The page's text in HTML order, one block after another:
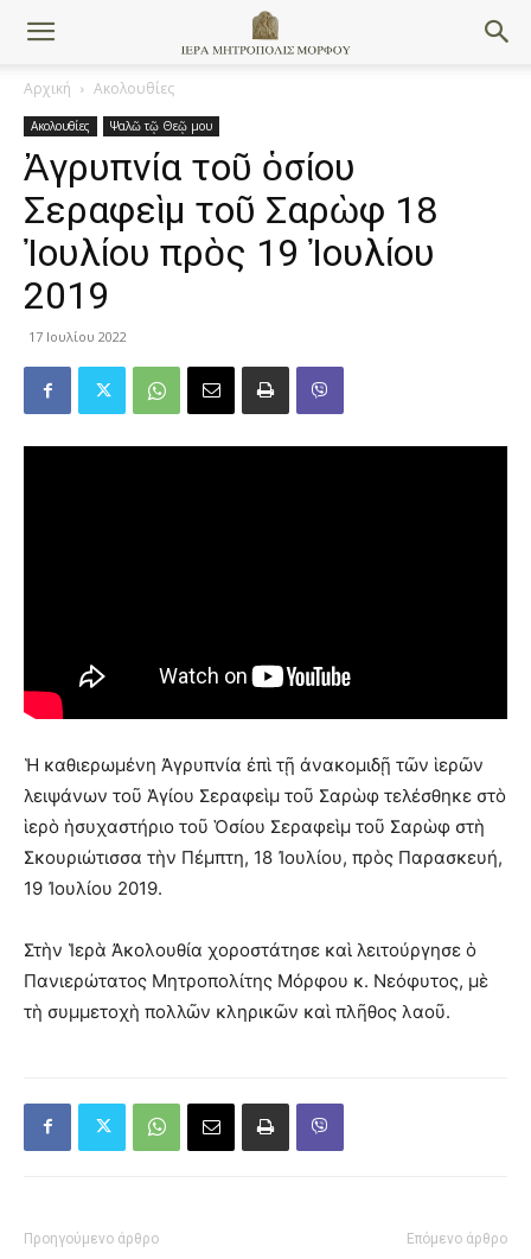
Αρχική Ακολουθίες
Ακολουθίες Ψαλῶ τῷ Θεῷ μου
Ἀγρυπνία τοῦ ὁσίου
Σεραφεὶμ τοῦ Σαρὼφ 18
Ἰουλίου πρὸς 19 Ἰουλίου
2019
17 Ιουλίου 2022
Ἡ καθιερωμένη Ἀγρυπνία ἐπὶ τῇ ἀνακομιδῇ τῶν ἱερῶν
λειψάνων τοῦ Ἁγίου Σεραφεὶμ τοῦ Σαρὼφ τελέσθηκε στὸ
ἱερὸ ἡσυχαστήριο τοῦ Ὁσίου Σεραφεὶμ τοῦ Σαρὼφ στὴ
Σκουριώτισσα τὴν Πέμπτη, 18 Ἰουλίου, πρὸς Παρασκευή,
19 Ἰουλίου 2019.
Στὴν Ἱερὰ Ἀκολουθία χοροστάτησε καὶ λειτούργησε ὁ
Πανιερώτατος Μητροπολίτης Μόρφου κ. Νεόφυτος, μὲ
τὴ συμμετοχὴ πολλῶν κληρικῶν καὶ πλῆθος λαοῦ.
Προηγούμενο άρθρο Επόμενο άρθρο